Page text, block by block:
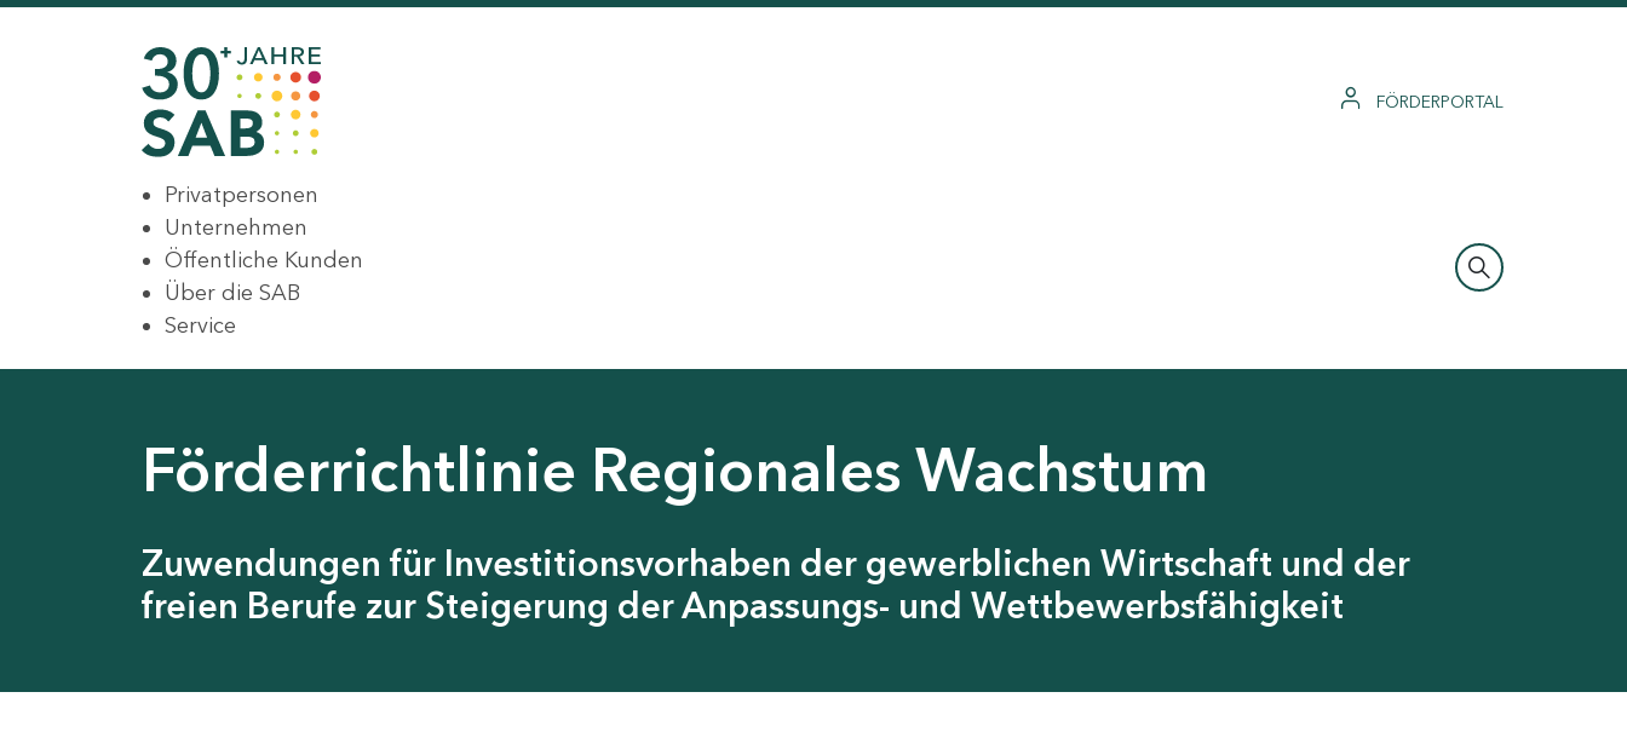
FÖRDERPORTAL
Privatpersonen
Unternehmen
Öffentliche Kunden
Über die SAB
Service
Förderrichtlinie Regionales Wachstum
Zuwendungen für Investitionsvorhaben der gewerblichen Wirtschaft und der
freien Berufe zur Steigerung der Anpassungs- und Wettbewerbsfähigkeit